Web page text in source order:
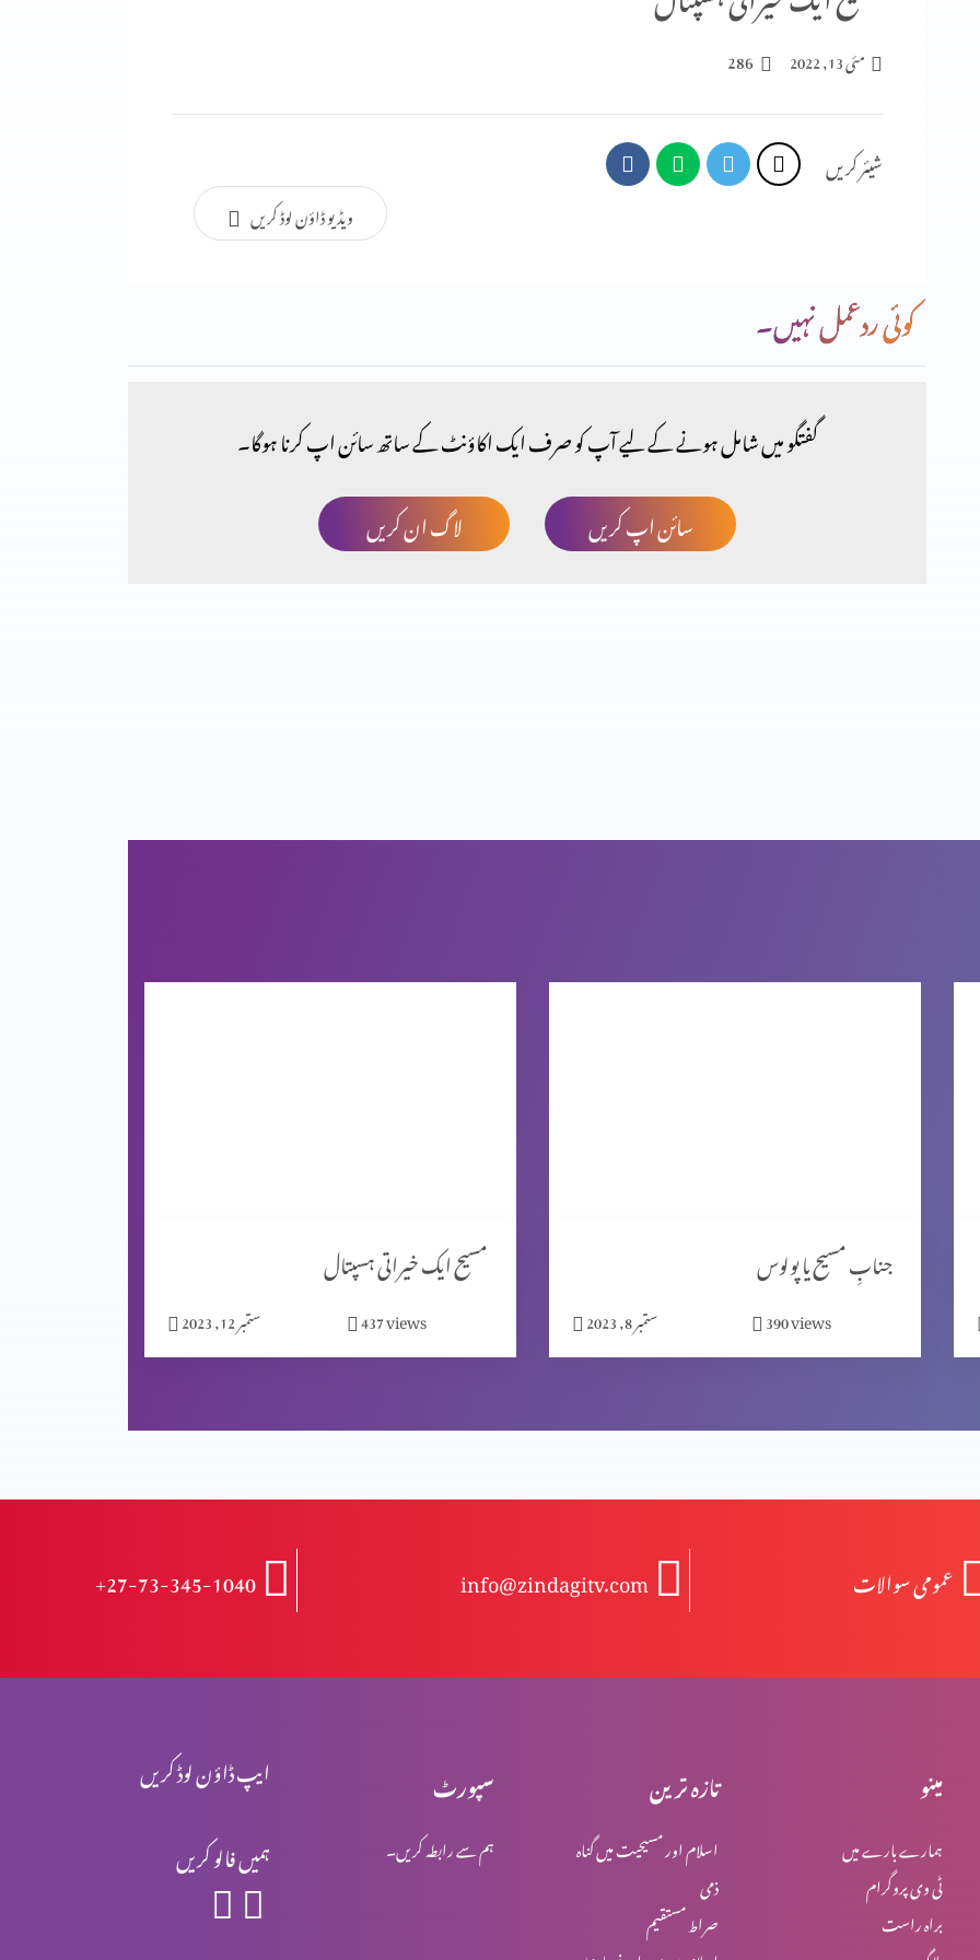
مئی 13, 2022 286
شیئر کریں
ویڈیو ڈاؤن لوڈ کریں
کوئی ردعمل نہیں۔
گفتگو میں شامل ہونے کے لیے آپ کو صرف ایک اکاؤنٹ کے ساتھ سائن اپ کرنا ہوگا۔
لاگ ان کریں
سائن اپ کریں
مسیح ایک خیراتی ہسپتال
ستمبر 12, 2023 437views
جنابِ مسیح یا پولوس
ستمبر 8, 2023 390views
+27-73-345-1040 info@zindagitv.com عمومی سوالات
ایپ ڈاؤن لوڈ کریں
ہمیں فالو کریں
سپورٹ
ہم سے رابطہ کریں۔
تازہ ترین
اسلام اور مسیحیت میں گناہ
ذمی
صراط مستقیم
مینو
ہمارے بارے میں
ٹی وی پروگرام
براہ راست